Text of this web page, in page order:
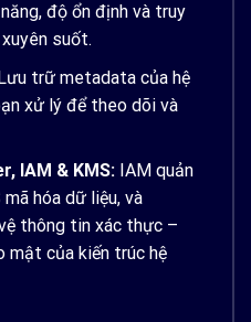
độ ổn định và truy
suốt.
trữ metadata của hệ
xử lý để theo dõi và
IAM & KMS:IAM quản
hóa dữ liệu, và
thông tin xác thực –
mật của kiến trúc hệ